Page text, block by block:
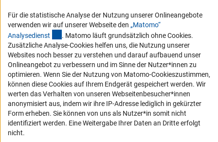
Vergabeverfahren
Barrierefreiheit
Service und Informationen für Menschen mit Behinderungen
Erklärung zur Barrierefreiheit
Barriere melden
DFG-aktuell
Erhalten Sie Neuigkeiten aus der DFG direkt in Ihr Mailpostfach oder
schauen Sie sich die Ausgaben online an.
Für die statistische Analyse der Nutzung unserer Onlineangebote
verwenden wir auf unserer Webseite den „Matomo“
Analysedienst (externer Link)
. Matomo läuft grundsätzlich ohne Cookies.
Zusätzliche Analyse-Cookies helfen uns, die Nutzung unserer
Websites noch besser zu verstehen und darauf aufbauend unser
Onlineangebot zu verbessern und im Sinne der Nutzer*innen zu
optimieren. Wenn Sie der Nutzung von Matomo-Cookieszustimmen,
können diese Cookies auf Ihrem Endgerät gespeichert werden. Wir
werten das Verhalten von unseren Webseitenbesucher*innen
anonymisiert aus, indem wir ihre IP-Adresse lediglich in gekürzter
Form erheben. Sie können von uns als Nutzer*in somit nicht
identifiziert werden. Eine Weitergabe Ihrer Daten an Dritte erfolgt
nicht.